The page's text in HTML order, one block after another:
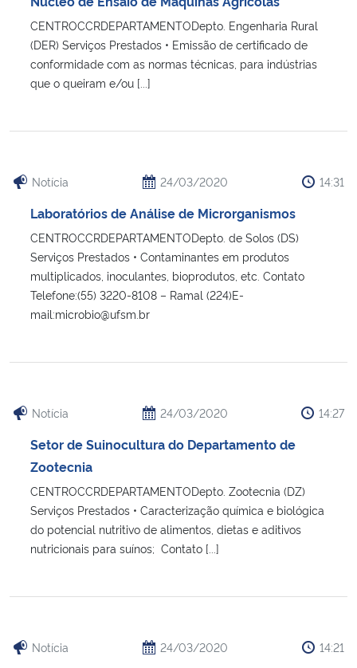
Ministério da Saúde
Ministério do Meio Ambiente
Ministério do Desenvolvimento Regional
Controladoria-Geral da União
Advocacia-Geral da União
CENTROCCRDEPARTAMENTODepto. Engenharia Rural
(DER) Serviços Prestados • Emissão de certificado de
conformidade com as normas técnicas, para indústrias
que o queiram e/ou [...]
Notícia 24/03/2020 14:31
Laboratórios de Análise de Microrganismos
CENTROCCRDEPARTAMENTODepto. de Solos (DS)
Serviços Prestados • Contaminantes em produtos
multiplicados, inoculantes, bioprodutos, etc. Contato
Telefone:(55) 3220-8108 – Ramal (224)E-
mail:microbio@ufsm.br
Notícia 24/03/2020 14:27
Setor de Suinocultura do Departamento de
Zootecnia
CENTROCCRDEPARTAMENTODepto. Zootecnia (DZ)
Serviços Prestados • Caracterização química e biológica
do potencial nutritivo de alimentos, dietas e aditivos
nutricionais para suínos; Contato [...]
Notícia 24/03/2020 14:21